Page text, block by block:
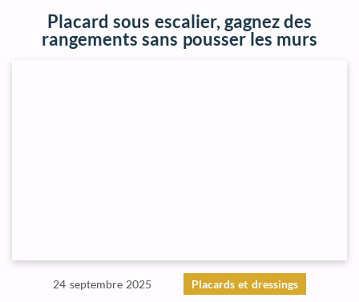
Placard sous escalier, gagnez des
rangements sans pousser les murs
24 septembre 2025 Placards et dressings